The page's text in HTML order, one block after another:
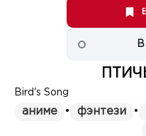
В
Bird's Song
аниме • фэнтези •